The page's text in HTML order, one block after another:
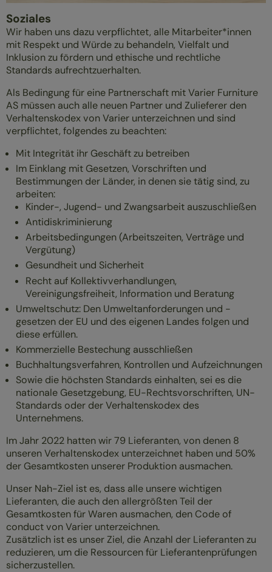
Soziales
Wir haben uns dazu verpflichtet, alle Mitarbeiter*innen
mit Respekt und Würde zu behandeln, Vielfalt und
Inklusion zu fördern und ethische und rechtliche
Standards aufrechtzuerhalten.
Als Bedingung für eine Partnerschaft mit Varier Furniture
AS müssen auch alle neuen Partner und Zulieferer den
Verhaltenskodex von Varier unterzeichnen und sind
verpflichtet, folgendes zu beachten:
Mit Integrität ihr Geschäft zu betreiben
Im Einklang mit Gesetzen, Vorschriften und
Bestimmungen der Länder, in denen sie tätig sind, zu
arbeiten:
Kinder-, Jugend- und Zwangsarbeit auszuschließen
Antidiskriminierung
Arbeitsbedingungen (Arbeitszeiten, Verträge und
Vergütung)
Gesundheit und Sicherheit
Recht auf Kollektivverhandlungen,
Vereinigungsfreiheit, Information und Beratung
Umweltschutz: Den Umweltanforderungen und -
gesetzen der EU und des eigenen Landes folgen und
diese erfüllen.
Kommerzielle Bestechung ausschließen
Buchhaltungsverfahren, Kontrollen und Aufzeichnungen
Sowie die höchsten Standards einhalten, sei es die
nationale Gesetzgebung, EU-Rechtsvorschriften, UN-
Standards oder der Verhaltenskodex des
Unternehmens.
Im Jahr 2022 hatten wir 79 Lieferanten, von denen 8
unseren Verhaltenskodex unterzeichnet haben und 50%
der Gesamtkosten unserer Produktion ausmachen.
Unser Nah-Ziel ist es, dass alle unsere wichtigen
Lieferanten, die auch den allergrößten Teil der
Gesamtkosten für Waren ausmachen, den Code of
conduct von Varier unterzeichnen.
Zusätzlich ist es unser Ziel, die Anzahl der Lieferanten zu
reduzieren, um die Ressourcen für Lieferantenprüfungen
sicherzustellen.